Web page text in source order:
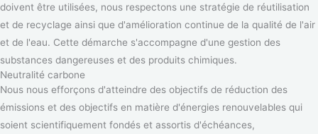
doivent être utilisées, nous respectons une stratégie de réutilisation
et de recyclage ainsi que d'amélioration continue de la qualité de l'air
et de l'eau. Cette démarche s'accompagne d'une gestion des
substances dangereuses et des produits chimiques.
Neutralité carbone
Nous nous efforçons d'atteindre des objectifs de réduction des
émissions et des objectifs en matière d'énergies renouvelables qui
soient scientifiquement fondés et assortis d'échéances,